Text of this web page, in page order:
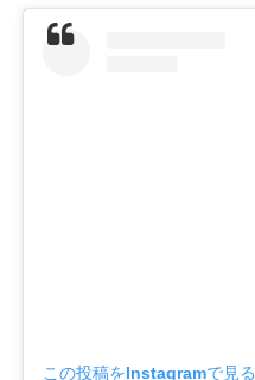
この投稿をInstagramで見る